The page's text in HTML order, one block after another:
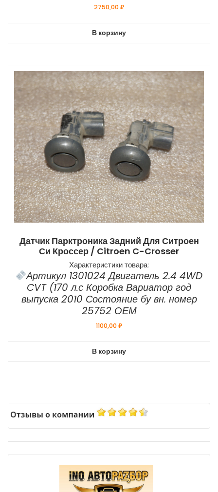
2750,00₽
В корзину
Датчик Парктроника Задний Для Ситроен
Си Кроссер / Citroen C-Crosser
Характеристики товара:
Артикул 1301024 Двигатель 2.4 4WD
CVT (170 л.с Коробка Вариатор год
выпуска 2010 Состояние бу вн. номер
25752 ОЕМ
1100,00₽
В корзину